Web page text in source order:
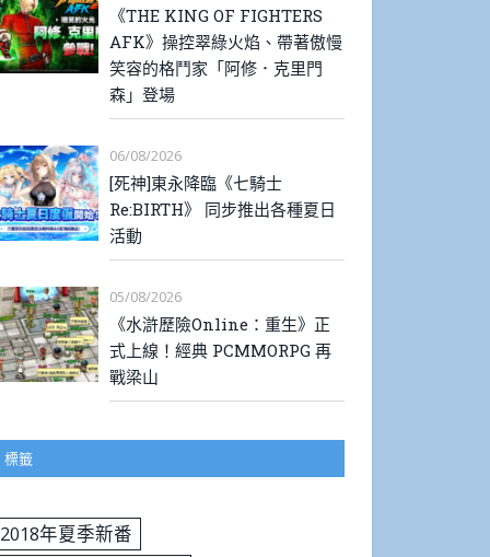
《THE KING OF FIGHTERS
AFK》操控翠綠火焰、帶著傲慢
笑容的格鬥家「阿修．克里門
森」登場
06/08/2026
[死神]東永降臨《七騎士
Re:BIRTH》 同步推出各種夏日
活動
05/08/2026
《水滸歷險Online：重生》正
式上線！經典 PCMMORPG 再
戰梁山
標籤
2018年夏季新番